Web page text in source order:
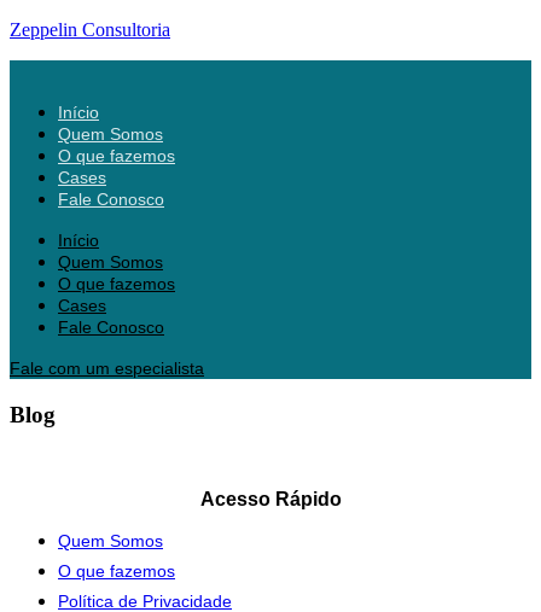
Zeppelin Consultoria
Início
Quem Somos
O que fazemos
Cases
Fale Conosco
Início
Quem Somos
O que fazemos
Cases
Fale Conosco
Fale com um especialista
Blog
Acesso Rápido
Quem Somos
O que fazemos
Política de Privacidade